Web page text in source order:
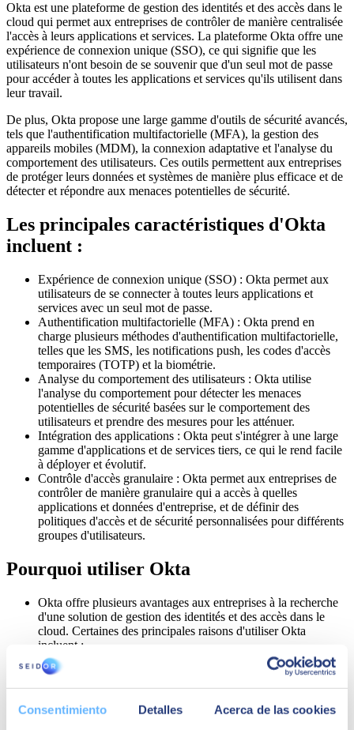
Consentimiento Detalles Acerca de las cookies
Okta est une plateforme de gestion des identités et des accès dans le
cloud qui permet aux entreprises de contrôler de manière centralisée
l'accès à leurs applications et services. La plateforme Okta offre une
expérience de connexion unique (SSO), ce qui signifie que les
utilisateurs n'ont besoin de se souvenir que d'un seul mot de passe
pour accéder à toutes les applications et services qu'ils utilisent dans
leur travail.
De plus, Okta propose une large gamme d'outils de sécurité avancés,
tels que l'authentification multifactorielle (MFA), la gestion des
appareils mobiles (MDM), la connexion adaptative et l'analyse du
comportement des utilisateurs. Ces outils permettent aux entreprises
de protéger leurs données et systèmes de manière plus efficace et de
détecter et répondre aux menaces potentielles de sécurité.
Les principales caractéristiques d'Okta
incluent :
Expérience de connexion unique (SSO) : Okta permet aux
utilisateurs de se connecter à toutes leurs applications et
services avec un seul mot de passe.
Authentification multifactorielle (MFA) : Okta prend en
charge plusieurs méthodes d'authentification multifactorielle,
telles que les SMS, les notifications push, les codes d'accès
temporaires (TOTP) et la biométrie.
Analyse du comportement des utilisateurs : Okta utilise
l'analyse du comportement pour détecter les menaces
potentielles de sécurité basées sur le comportement des
utilisateurs et prendre des mesures pour les atténuer.
Intégration des applications : Okta peut s'intégrer à une large
gamme d'applications et de services tiers, ce qui le rend facile
à déployer et évolutif.
Contrôle d'accès granulaire : Okta permet aux entreprises de
contrôler de manière granulaire qui a accès à quelles
applications et données d'entreprise, et de définir des
politiques d'accès et de sécurité personnalisées pour différents
groupes d'utilisateurs.
Pourquoi utiliser Okta
Okta offre plusieurs avantages aux entreprises à la recherche
d'une solution de gestion des identités et des accès dans le
cloud. Certaines des principales raisons d'utiliser Okta
incluent :
Amélioration de la sécurité : Okta propose une large gamme
d'outils de sécurité avancés, tels que l'authentification
multifactorielle et l'analyse du comportement des utilisateurs,
qui aident les entreprises à protéger leurs données et systèmes
contre les menaces potentielles.